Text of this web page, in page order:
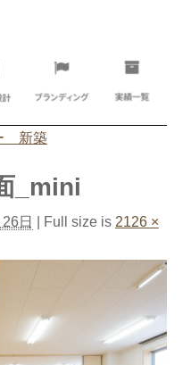
新築
_mini
日 | Full size is 2126 ×